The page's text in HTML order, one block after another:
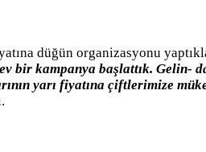
düğün organizasyonu
bir kampanya başlattık. Gelin-
yarı fiyatına çiftlerimize